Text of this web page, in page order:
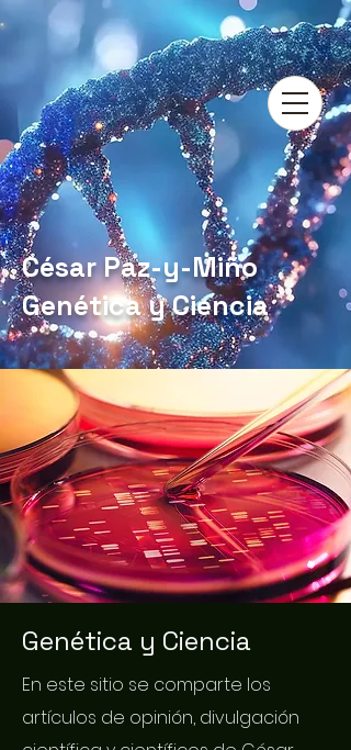
César Paz-y-Miño
Genética y Ciencia
Genética y Ciencia
En este sitio se comparte los
artículos de opinión, divulgación